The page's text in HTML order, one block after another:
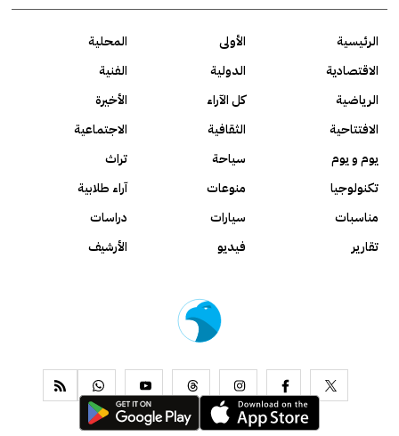
الرئيسية الأولى
المحلية
الاقتصادية
الدولية
الفنية
الرياضية
كل الآراء
الأخيرة
الافتتاحية
الثقافية
الاجتماعية
يوم و يوم
سياحة
تراث
تكنولوجيا
منوعات
آراء طلابية
مناسبات
سيارات
دراسات
تقارير
فيديو الأرشيف